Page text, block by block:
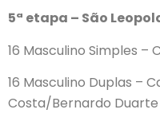
5ª etapa – São
16 Masculino Simples –
16 Masculino Duplas –
Costa/Bernardo Duarte